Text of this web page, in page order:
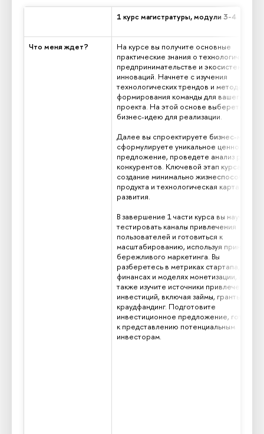
1 курс магистратуры, модули 3-4
Что меня ждет?
На курсе вы получите основные
практические знания о технологическом
предпринимательстве и экосистеме
инноваций. Начнете с изучения
технологических трендов и методов
формирования команды для вашего
проекта. На этой основе выберете
бизнес-идею для реализации.
Далее вы спроектируете бизнес-модель,
сформулируете уникальное ценностное
предложение, проведете анализ рынка и
конкурентов. Ключевой этап курса -
создание минимально жизнеспособного
продукта и технологическая карта
развития.
В завершение 1 части курса вы научитесь
тестировать каналы привлечения
пользователей и готовиться к
масштабированию, используя принципы
бережливого маркетинга. Вы
разберетесь в метриках стартапа,
финансах и моделях монетизации, а
также изучите источники привлечения
инвестиций, включая займы, гранты и
краудфандинг. Подготовите
инвестиционное предложение, готовое
к представлению потенциальным
инвесторам.